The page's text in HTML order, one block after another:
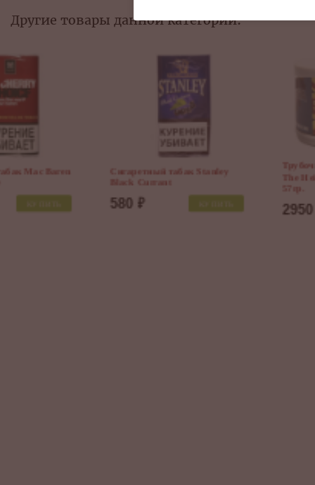
Другие товары данной категории:
The Heirloom Series - Spark Plug
2950₽ КУПИТЬ
Сигаретный табак Bali